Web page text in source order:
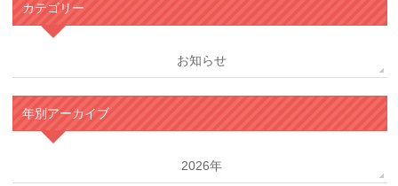
カテゴリー
お知らせ
年別アーカイブ
2026年